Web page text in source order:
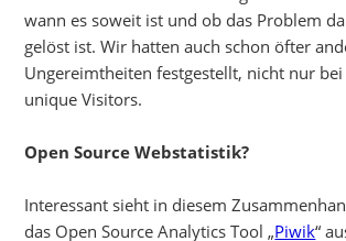
wann es soweit ist und ob das Problem
gelöst ist. Wir hatten auch schon öfter
Ungereimtheiten festgestellt, nicht nur
unique Visitors.
Open Source Webstatistik?
Interessant sieht in diesem
das Open Source Analytics Tool „Piwik“